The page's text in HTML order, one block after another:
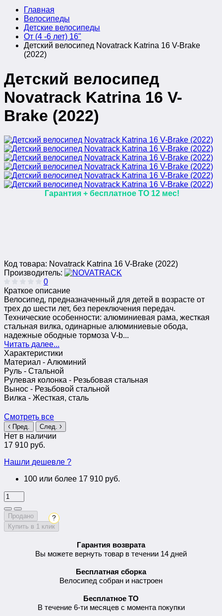
Главная
Велосипеды
Детские велосипеды
От (4 -6 лет) 16"
Детский велосипед Novatrack Katrina 16 V-Brake
(2022)
Детский велосипед
Novatrack Katrina 16 V-
Brake (2022)
Гарантия + бесплатное ТО 12 мес!
Код товара: Novatrack Katrina 16 V-Brake (2022)
Производитель:
0
Краткое описание
Велосипед, предназначенный для детей в возрасте от
трех до шести лет, без переключения передач.
Технические особенности: алюминиевая рама, жесткая
стальная вилка, одинарные алюминиевые обода,
надежные ободные тормоза V-b...
Читать далее...
Характеристики
Материал - Алюминий
Руль - Стальной
Рулевая колонка - Резьбовая стальная
Вынос - Резьбовой стальной
Вилка - Жесткая, сталь
Смотреть все
Пред. След.
Нет в наличии
17 910 руб.
Нашли дешевле ?
100 или более 17 910 руб.
Продано
Купить в 1 клик
?
Гарантия возврата
Вы можете вернуть товар в течении 14 дней
Бесплатная сборка
Велосипед собран и настроен
Бесплатное ТО
В течение 6-ти месяцев с момента покупки